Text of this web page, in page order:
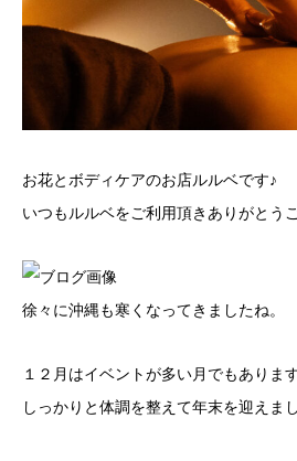
お花とボディケアのお店ルルベです♪
いつもルルベをご利用頂きありがとう
徐々に沖縄も寒くなってきましたね。
１２月はイベントが多い月でもあります
しっかりと体調を整えて年末を迎えま